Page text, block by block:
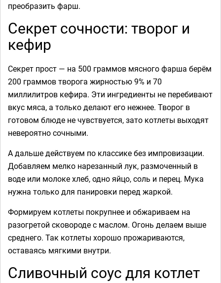
преобразить фарш.
Секрет сочности: творог и
кефир
Секрет прост — на 500 граммов мясного фарша берём
200 граммов творога жирностью 9% и 70
миллилитров кефира. Эти ингредиенты не перебивают
вкус мяса, а только делают его нежнее. Творог в
готовом блюде не чувствуется, зато котлеты выходят
невероятно сочными.
А дальше действуем по классике без импровизации.
Добавляем мелко нарезанный лук, размоченный в
воде или молоке хлеб, одно яйцо, соль и перец. Мука
нужна только для панировки перед жаркой.
Формируем котлеты покрупнее и обжариваем на
разогретой сковороде с маслом. Огонь делаем выше
среднего. Так котлеты хорошо прожариваются,
оставаясь мягкими внутри.
Сливочный соус для котлет